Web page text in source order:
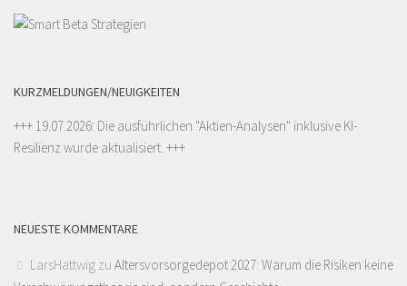
KURZMELDUNGEN/NEUIGKEITEN
+++ 19.07.2026: Die ausführlichen "Aktien-Analysen" inklusive KI-
Resilienz wurde aktualisiert. +++
NEUESTE KOMMENTARE
LarsHattwig zu Altersvorsorgedepot 2027: Warum die Risiken keine